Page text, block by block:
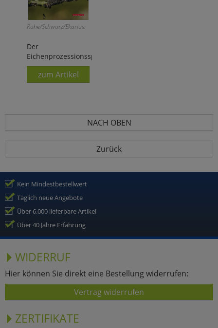
Rohe/Schwarz/Ekarius:
Der
Eichenprozessionsspinner
zum Artikel
NACH OBEN
Zurück
Kein Mindestbestellwert
Täglich neue Angebote
Über 6.000 lieferbare Artikel
Über 40 Jahre Erfahrung
WIDERRUF
Hier können Sie direkt eine Bestellung widerrufen:
Vertrag widerrufen
ZERTIFIKATE